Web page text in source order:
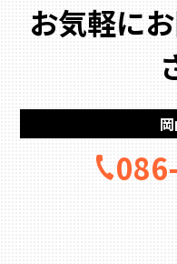
お気軽に